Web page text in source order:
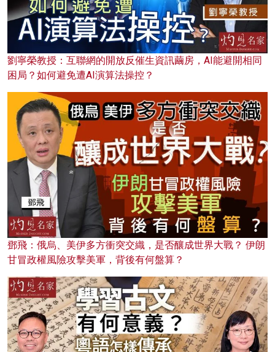
劉寧榮教授：互聯網的開放反催生資訊繭房，AI能避開相同
困局？如何避免遭AI演算法操控？
鄧飛：俄烏、美伊多方衝突交織，是否釀成世界大戰？ 伊朗
甘冒政權風險攻擊美軍，背後有何盤算？